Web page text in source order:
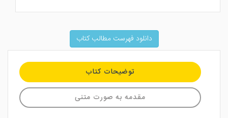
دانلود فهرست مطالب کتاب
توضیحات کتاب
مقدمه به صورت متنی